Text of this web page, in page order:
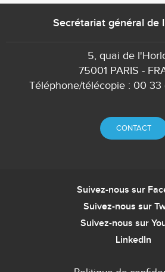
Secrétariat général de
5, quai de
75001 PARIS -
Téléphone/télécopie : 00 33
CONTACT
Suivez-nous sur
Suivez-nous sur
Suivez-nous sur
LinkedIn